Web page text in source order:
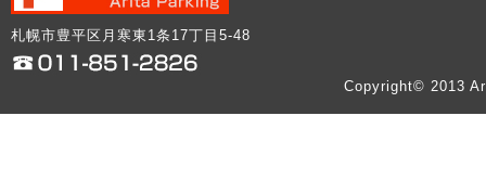
札幌市豊平区月寒東1条17丁目5-48
Copyright© 2013